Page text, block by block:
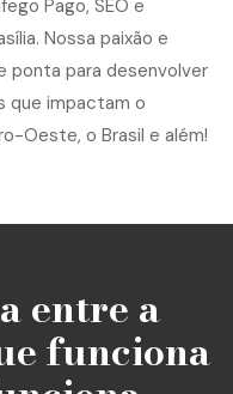
entre a
funciona